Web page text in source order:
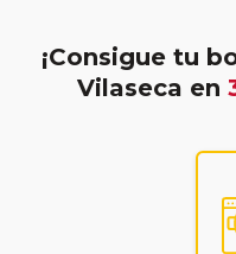
¡Consigue tu
Vilaseca en